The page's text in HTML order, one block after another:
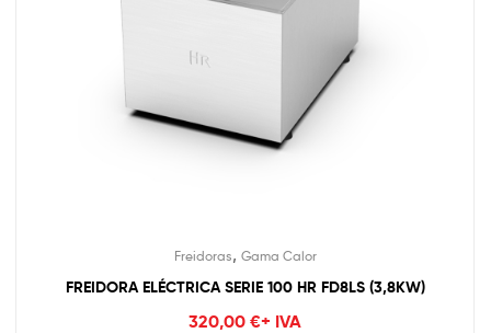
Freidoras, Gama Calor
FREIDORA ELÉCTRICA SERIE 100 HR FD8LS (3,8KW)
320,00 €+ IVA